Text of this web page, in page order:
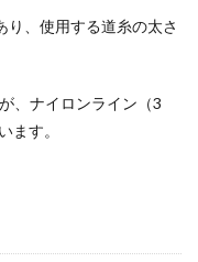
り、使用する道糸の太さ
、ナイロンライン（3
ます。